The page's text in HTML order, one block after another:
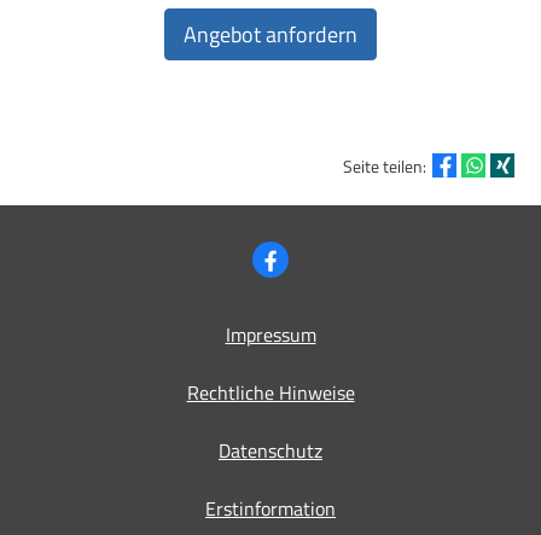
Seite teilen:
Impressum
Rechtliche Hinweise
Datenschutz
Erstinformation